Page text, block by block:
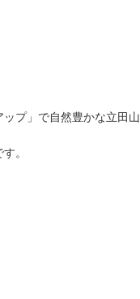
プ」で自然豊かな立田山
。